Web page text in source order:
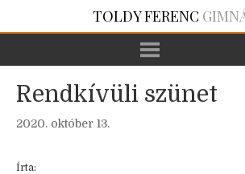
TOLDY FERENC
Rendkívüli szünet
2020. október 13.
Írta: